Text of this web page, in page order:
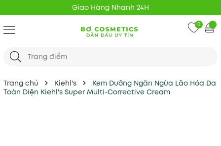
Giao Hàng Nhanh 24H
0
Trang chủ Kiehl's
Kem Dưỡng Ngăn Ngừa Lão Hóa Da
Toàn Diện Kiehl's Super Multi-Corrective Cream